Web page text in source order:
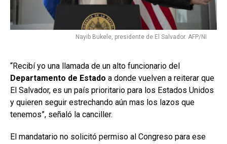
Nayib Bukele, presidente de El Salvador. AFP/NI
“Recibí yo una llamada de un alto funcionario del
Departamento de Estado a donde vuelven a reiterar que
El Salvador, es un país prioritario para los Estados Unidos
y quieren seguir estrechando aún mas los lazos que
tenemos”, señaló la canciller.
El mandatario no solicitó permiso al Congreso para ese